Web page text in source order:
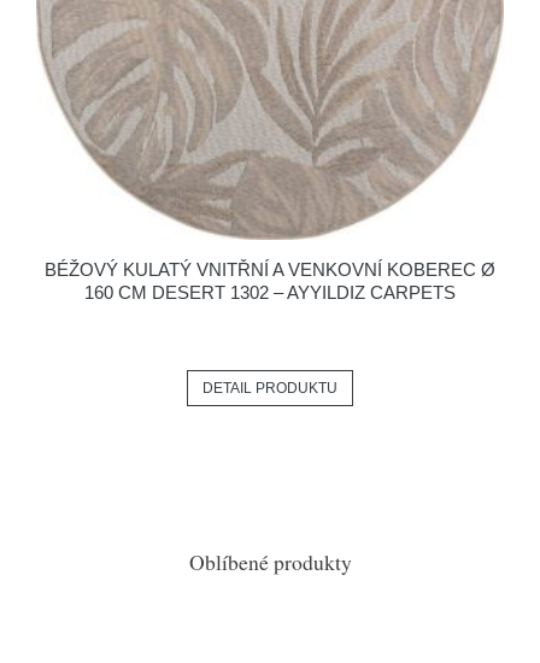
BÉŽOVÝ KULATÝ VNITŘNÍ A VENKOVNÍ KOBEREC Ø
160 CM DESERT 1302 – AYYILDIZ CARPETS
DETAIL PRODUKTU
Oblíbené produkty